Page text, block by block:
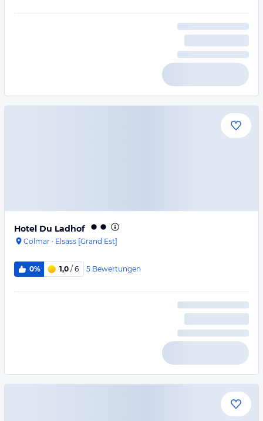
Hotel Du Ladhof
Colmar · Elsass [Grand Est]
0% 1,0 / 6 5 Bewertungen